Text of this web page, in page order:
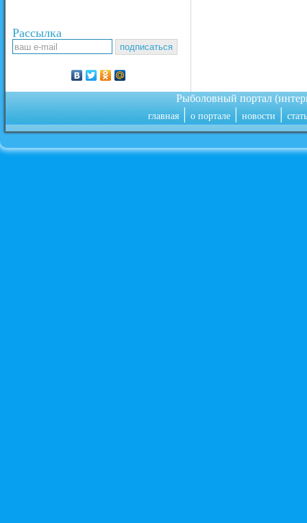
Рассылка
Рыболовный портал
главная|о портале|новости|